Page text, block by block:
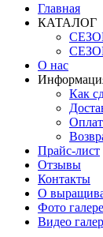
Главная
КАТАЛОГ
О нас
Как
Прайс-лист
Отзывы
Контакты
О
Фото
Видео